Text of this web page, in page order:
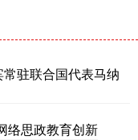
驻联合国代表马纳
络思政教育创新